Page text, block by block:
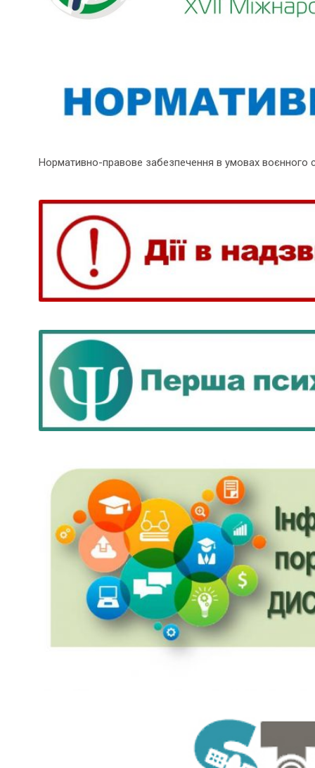
Нормативно-правове забезпечення в умовах воєнного